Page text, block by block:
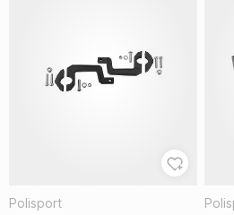
Polisport